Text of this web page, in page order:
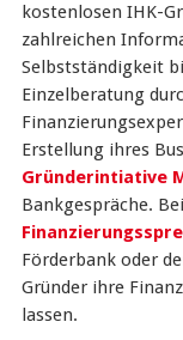
kostenlosen IHK-
zahlreichen
Selbstständigkeit
Einzelberatung
Erstellung ihres
Gründerintiative
Bankgespräche.
Förderbank oder
Gründer ihre
lassen.